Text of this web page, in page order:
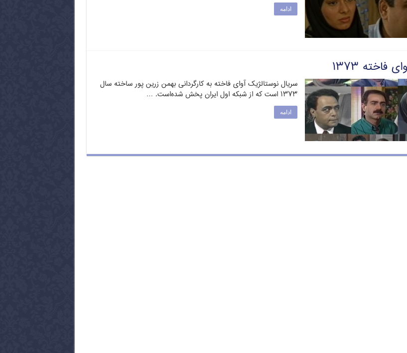
ادامه
فاخته ۱۳۷۳
سریال نوستالژیک آوای فاخته به کارگردانی بهمن زرین پور ساخته سال
۱۳۷۳ است که از شبکه اول ایران پخش شده‌است. …
ادامه